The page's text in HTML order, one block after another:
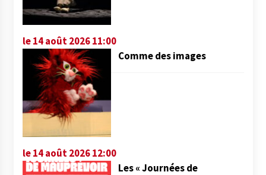
le 14 août 2026 11:00
Comme des images
le 14 août 2026 12:00
Les « Journées de